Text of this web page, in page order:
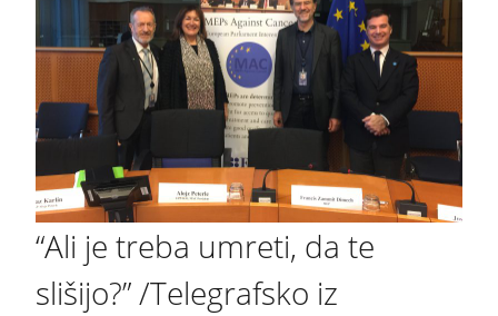
“Ali je treba umreti, da te
slišijo?” /Telegrafsko iz